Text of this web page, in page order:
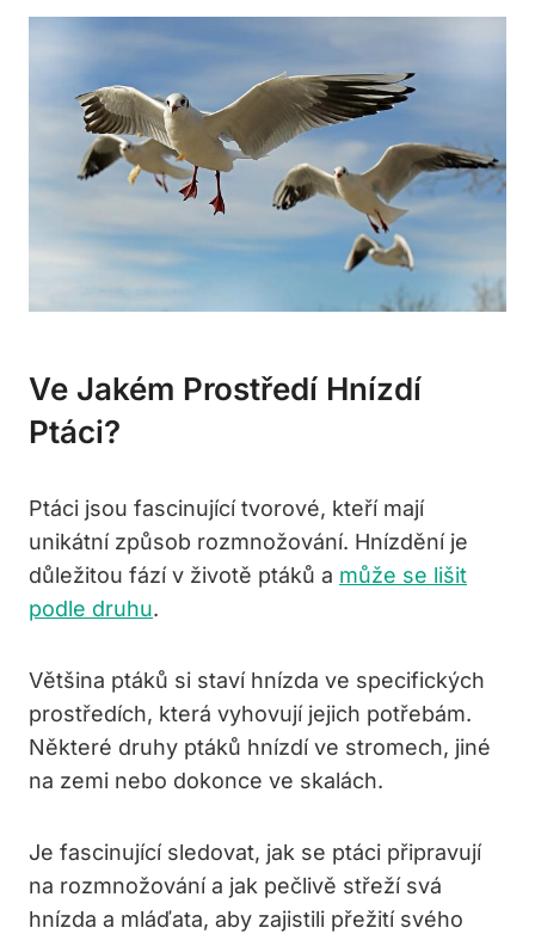
Ve Jakém Prostředí Hnízdí
Ptáci?
Ptáci jsou fascinující tvorové, kteří mají
unikátní způsob rozmnožování. Hnízdění je
důležitou fází v životě ptáků a může se lišit
podle druhu.
Většina ptáků si staví hnízda ve specifických
prostředích, která vyhovují jejich potřebám.
Některé druhy ptáků hnízdí ve stromech, jiné
na zemi nebo dokonce ve skalách.
Je fascinující sledovat, jak se ptáci připravují
na rozmnožování a jak pečlivě střeží svá
hnízda a mláďata, aby zajistili přežití svého